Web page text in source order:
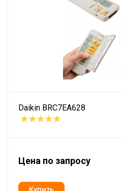
Daikin BRC7EA628
Цена по запросу